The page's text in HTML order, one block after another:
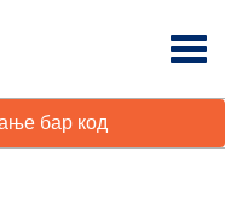
бар код